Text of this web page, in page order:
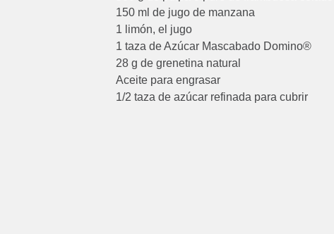
150 ml de jugo de manzana
1 limón, el jugo
1 taza de Azúcar Mascabado Domino®
28 g de grenetina natural
Aceite para engrasar
1/2 taza de azúcar refinada para cubrir